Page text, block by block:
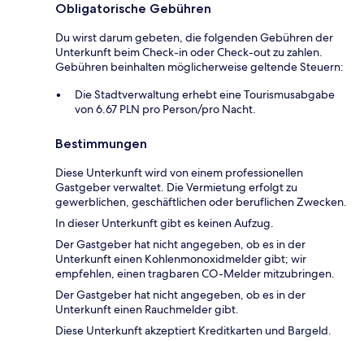
Obligatorische Gebühren
Du wirst darum gebeten, die folgenden Gebühren der
Unterkunft beim Check-in oder Check-out zu zahlen.
Gebühren beinhalten möglicherweise geltende Steuern:
Die Stadtverwaltung erhebt eine Tourismusabgabe
von 6.67 PLN pro Person/pro Nacht.
Bestimmungen
Diese Unterkunft wird von einem professionellen
Gastgeber verwaltet. Die Vermietung erfolgt zu
gewerblichen, geschäftlichen oder beruflichen Zwecken.
In dieser Unterkunft gibt es keinen Aufzug.
Der Gastgeber hat nicht angegeben, ob es in der
Unterkunft einen Kohlenmonoxidmelder gibt; wir
empfehlen, einen tragbaren CO-Melder mitzubringen.
Der Gastgeber hat nicht angegeben, ob es in der
Unterkunft einen Rauchmelder gibt.
Diese Unterkunft akzeptiert Kreditkarten und Bargeld.